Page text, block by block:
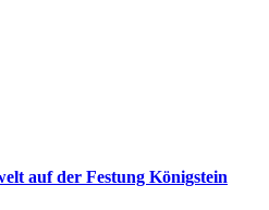
auf der Festung Königstein